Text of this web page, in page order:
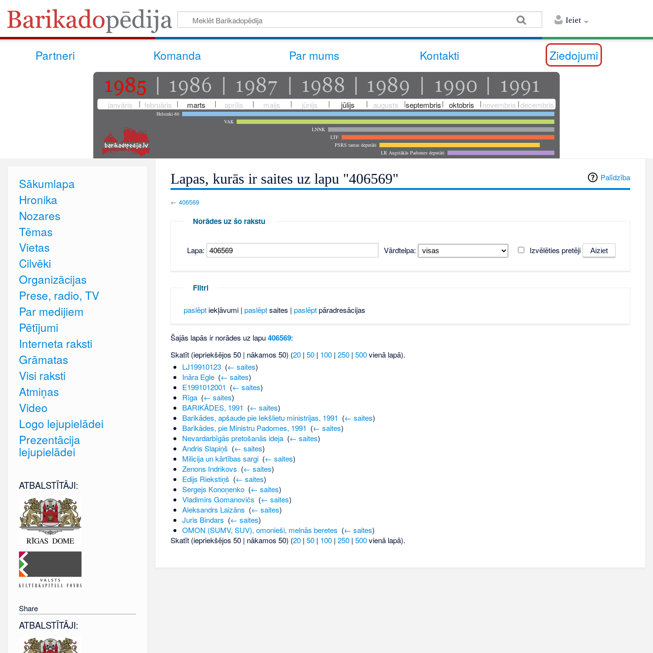
Ieiet
Partneri Komanda Par mums Kontakti Ziedojumi
janvāris februāris marts aprīlis maijs jūnijs jūlijs augusts septembris oktobris novembris decembris
Helsinki-86
VAK
LNNK
LTF
PSRS tautas deputāti
LR Augstākās Padomes deputāti
Palīdzība
Lapas, kurās ir saites uz lapu "406569"
← 406569
Norādes uz šo rakstu
Lapa: Vārdtelpa: Izvēlēties pretēji
Filtri
paslēpt iekļāvumi |paslēptsaites |paslēptpāradresācijas
Šajās lapās ir norādes uz lapu406569:
Skatīt (iepriekšējos 50 | nākamos 50) (20| 50| 100| 250| 500vienā lapā).
LJ19910123‎ (← saites)
Ināra Egle‎ (← saites)
E1991012001 (← saites)
Rīga‎ (← saites)
BARIKĀDES, 1991 (← saites)
Barikādes, apšaude pie Iekšlietu ministrijas, 1991 (← saites)
Barikādes, pie Ministru Padomes, 1991 (← saites)
Nevardarbīgās pretošanās ideja‎ (← saites)
Andris Slapiņš (← saites)
Milicija un kārtības sargi‎ (← saites)
Zenons Indrikovs (← saites)
Edijs Riekstiņš (← saites)
Sergejs Konoņenko‎ (← saites)
Vladimirs Gomanovičs (← saites)
Aleksandrs Laizāns (← saites)
Juris Bindars (← saites)
OMON (SUMV, SUV), omonieši, melnās beretes (← saites)
Skatīt (iepriekšējos 50 | nākamos 50) (20| 50| 100| 250| 500vienā lapā).
Sākumlapa
Hronika
Nozares
Tēmas
Vietas
Cilvēki
Organizācijas
Prese, radio, TV
Par medijiem
Pētījumi
Interneta raksti
Grāmatas
Visi raksti
Atmiņas
Video
Logo lejupielādei
Prezentācija
lejupielādei
ATBALSTĪTĀJI:
Share
ATBALSTĪTĀJI: